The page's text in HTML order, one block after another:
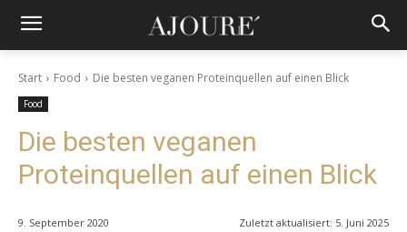
Start Food Die besten veganen Proteinquellen auf einen Blick
Food
Die besten veganen
Proteinquellen auf einen Blick
9. September 2020 Zuletzt aktualisiert: 5. Juni 2025